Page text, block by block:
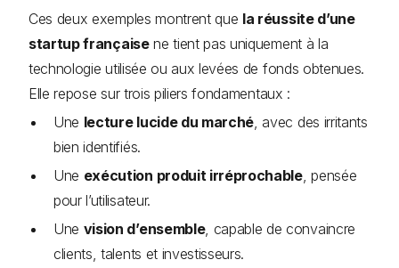
Ces deux exemples montrent que la réussite d’une
startup françaisene tient pas uniquement à la
technologie utilisée ou aux levées de fonds obtenues.
Elle repose sur trois piliers fondamentaux :
Une lecture lucide du marché , avec des irritants
bien identifiés.
Une exécution produit irréprochable, pensée
pour l’utilisateur.
Une vision d’ensemble, capable de convaincre
clients, talents et investisseurs.